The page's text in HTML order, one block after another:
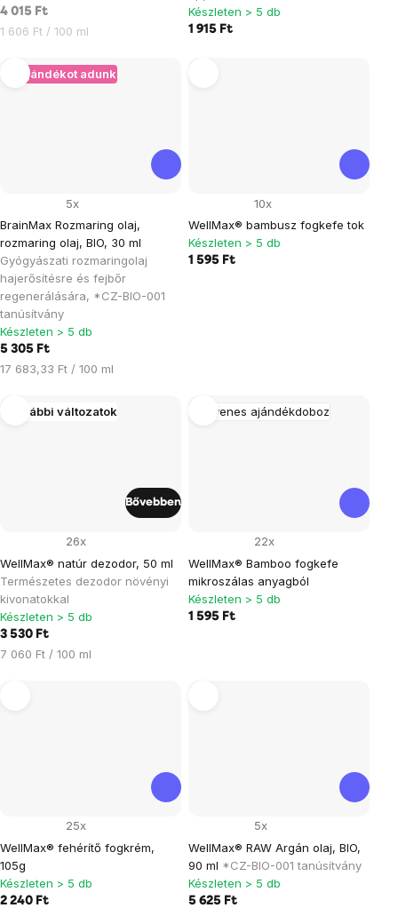
4 015 Ft
Egységár:
1 606 Ft / 100 ml
Készleten > 5 db
1 915 Ft
+ Ajándékot adunk
BrainMax Rozmaring olaj,
rozmaring olaj, BIO, 30 ml
Gyógyászati ​​rozmaringolaj
hajerősítésre és fejbőr
regenerálására, *CZ-BIO-001
tanúsítvány
5x
Készleten > 5 db
5 305 Ft
Egységár:
17 683,33 Ft / 100 ml
WellMax® bambusz fogkefe tok
10x
Készleten > 5 db
1 595 Ft
További változatok
WellMax® natúr dezodor, 50 ml
Természetes dezodor növényi
kivonatokkal
26x
Készleten > 5 db
3 530 Ft
Egységár:
7 060 Ft / 100 ml
Bővebben
Ingyenes ajándékdoboz
WellMax® Bamboo fogkefe
mikroszálas anyagból
22x
Készleten > 5 db
1 595 Ft
WellMax® fehérítő fogkrém,
105g
25x
Készleten > 5 db
2 240 Ft
WellMax® RAW Argán olaj, BIO,
90 ml *CZ-BIO-001 tanúsítvány
5x
Készleten > 5 db
5 625 Ft